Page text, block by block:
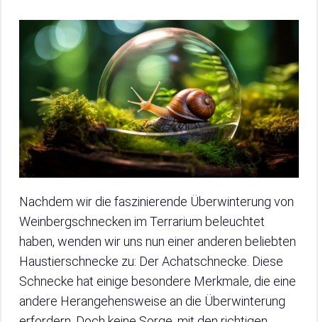
Nachdem wir die faszinierende Überwinterung von
Weinbergschnecken im Terrarium beleuchtet
haben, wenden wir uns nun einer anderen beliebten
Haustierschnecke zu: Der Achatschnecke. Diese
Schnecke hat einige besondere Merkmale, die eine
andere Herangehensweise an die Überwinterung